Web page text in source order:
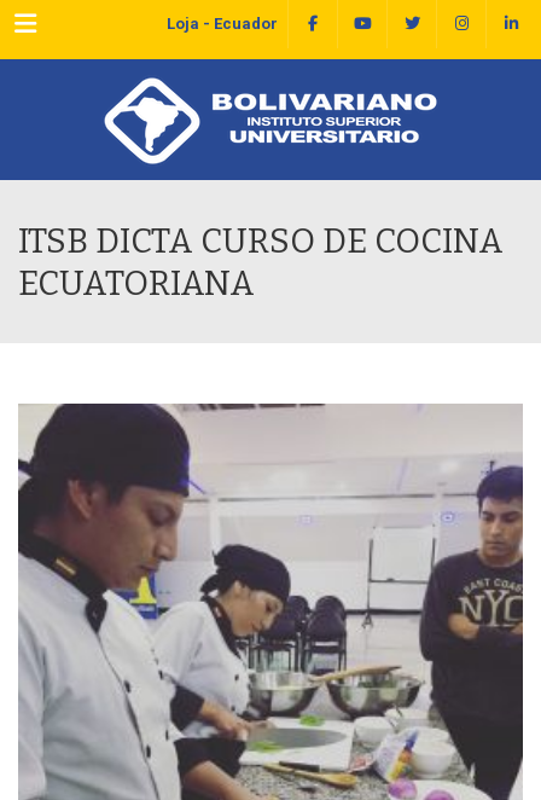
Menu Loja - Ecuador
ITSB DICTA CURSO DE COCINA
ECUATORIANA